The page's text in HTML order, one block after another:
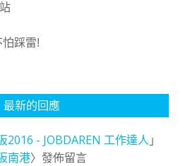
踩雷!
最新的回應
2016 - JOBDAREN 工作達人 」
南港〉發佈留言